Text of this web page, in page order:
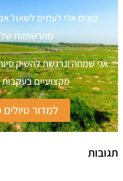
פונים אלי לעתים לשאול
מהרשומות
אני שמחה ונרגשת להשיק
מקצועיים בעקבות
למדור
תגובות